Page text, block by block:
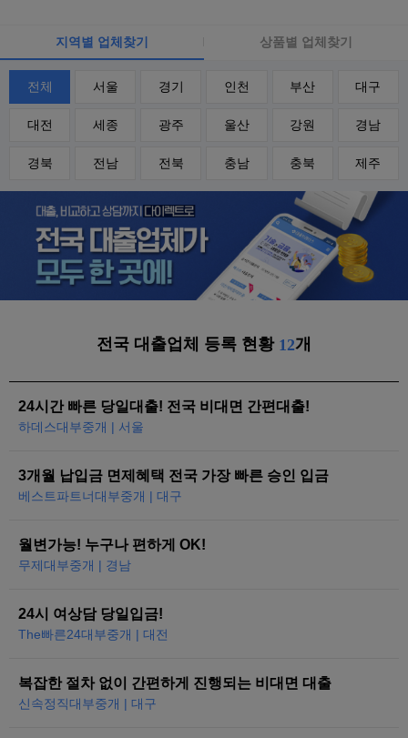
지역별 업체찾기 상품별 업체찾기
전체 서울 경기 인천 부산 대구
대전 세종 광주 울산 강원 경남
경북 전남 전북 충남 충북 제주
전국 대출업체 등록 현황 12개
24시간 빠른 당일대출! 전국 비대면 간편대출!
하데스대부중개 | 서울
3개월 납입금 면제혜택 전국 가장 빠른 승인 입금
베스트파트너대부중개 | 대구
월변가능! 누구나 편하게 OK!
무제대부중개 | 경남
24시 여상담 당일입금!
The빠른24대부중개 | 대전
복잡한 절차 없이 간편하게 진행되는 비대면 대출
신속정직대부중개 | 대구